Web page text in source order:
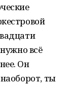
всё
Он
ты